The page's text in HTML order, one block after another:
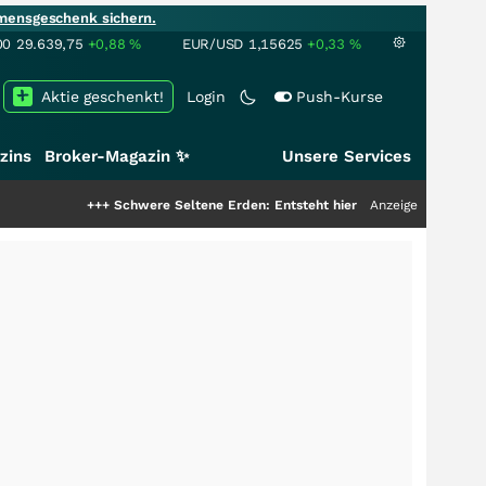
sichern.
29.639,75 +0,88% EUR/USD 1,15625 +0,33 %
Login Push-Kurse
Aktie geschenkt!
Broker-Magazin ✨ Unsere Services
Schwere Seltene Erden: Entsteht hier die nächste Milliardenstory?
Anzeige